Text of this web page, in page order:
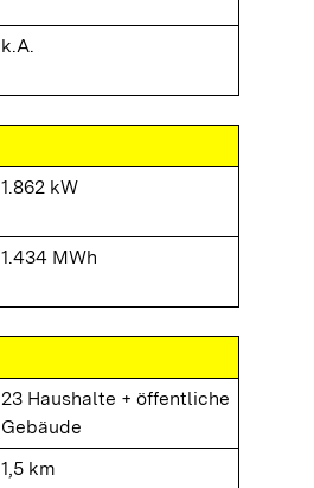
k.A.
1.862 kW
1.434 MWh
23 Haushalte + öffentliche
Gebäude
1,5 km